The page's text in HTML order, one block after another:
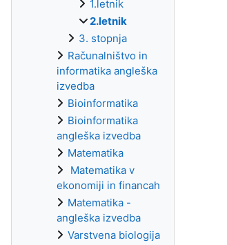
1.letnik
2.letnik
3. stopnja
Računalništvo in
informatika angleška
izvedba
Bioinformatika
Bioinformatika
angleška izvedba
Matematika
Matematika v
ekonomiji in financah
Matematika -
angleška izvedba
Varstvena biologija